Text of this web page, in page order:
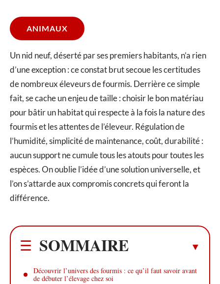
ANIMAUX
Un nid neuf, déserté par ses premiers habitants, n’a rien
d’une exception : ce constat brut secoue les certitudes
de nombreux éleveurs de fourmis. Derrière ce simple
fait, se cache un enjeu de taille : choisir le bon matériau
pour bâtir un habitat qui respecte à la fois la nature des
fourmis et les attentes de l’éleveur. Régulation de
l’humidité, simplicité de maintenance, coût, durabilité :
aucun support ne cumule tous les atouts pour toutes les
espèces. On oublie l’idée d’une solution universelle, et
l’on s’attarde aux compromis concrets qui feront la
différence.
SOMMAIRE
Découvrir l’univers des fourmis : ce qu’il faut savoir avant
de débuter l’élevage chez soi